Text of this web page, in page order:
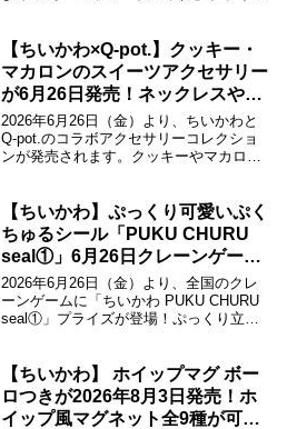
す。映画ちいかわ 人魚の島のひみつ オー
ロラビーチバッグ『映画ちいかわ 人魚の
島のひみつ』デザインの「オーロラ...
【ちいかわ×Q-pot.】クッキー・
マカロンのスイーツアクセサリー
が6月26日発売！ネックレスやリ
ングなど全18商品
2026年6月26日（金）より、ちいかわと
Q-pot.のコラボアクセサリーコレクショ
ンが発売されます。クッキーやマカロ
ちいかわ・ハチワレ・うさぎ・モモンガ
のかわいいデザインを楽しめます。ちい
かわ×Q-pot. スイーツアクセサリ...
【ちいかわ】ぷっくり可愛いぷく
ちゅるシール「PUKU CHURU
seal①」6月26日クレーンゲーム
で登場♪全7種
2026年6月26日（金）より、全国のクレ
ーンゲームに「ちいかわ PUKU CHURU
seal①」プライズが登場！ぷっくり立体
しめるアイテムです♪ちいかわ PUKU
CHURU seal①「ちいかわ」より、ぷっく
りとした立体感が...
【ちいかわ】 ホイップマグ ボー
ロつきが2026年8月3日発売！ホ
イップ風マグネット全9種が可愛